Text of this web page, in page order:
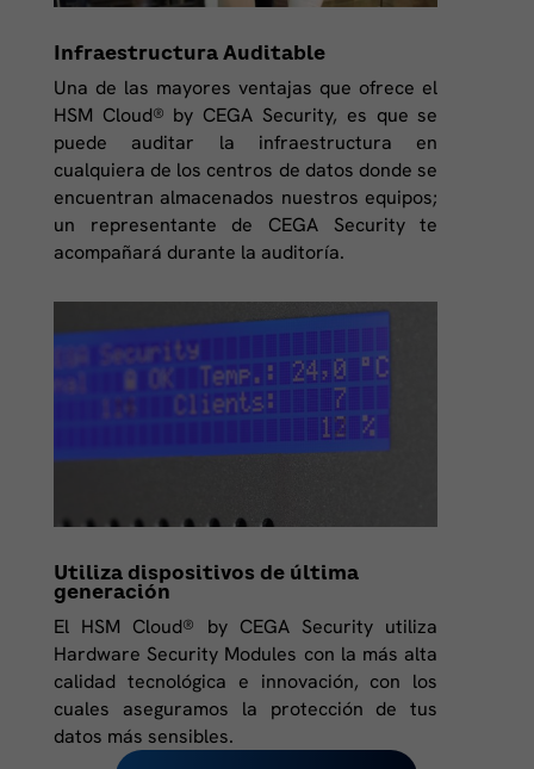
Infraestructura Auditable
Una de las mayores ventajas que ofrece el
HSM Cloud® by CEGA Security, es que se
puede auditar la infraestructura en
cualquiera de los centros de datos donde se
encuentran almacenados nuestros equipos;
un representante de CEGA Security te
acompañará durante la auditoría.
Utiliza dispositivos de última
generación
El HSM Cloud® by CEGA Security utiliza
Hardware Security Modules con la más alta
calidad tecnológica e innovación, con los
cuales aseguramos la protección de tus
datos más sensibles.